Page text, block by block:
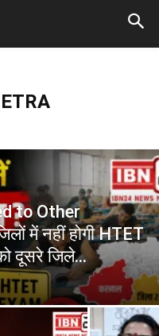
to Other
में नहीं होगी HTET
दूसरे जिले...